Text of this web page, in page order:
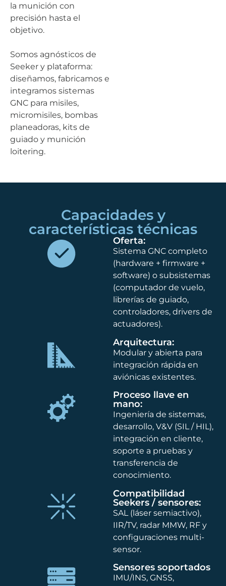
la munición con
precisión hasta el
objetivo.
Somos agnósticos de
Seeker y plataforma:
diseñamos, fabricamos e
integramos sistemas
GNC para misiles,
micromisiles, bombas
planeadoras, kits de
guiado y munición
loitering.
Capacidades y
características técnicas
Oferta:
Sistema GNC completo
(hardware + firmware +
software) o subsistemas
(computador de vuelo,
librerías de guiado,
controladores, drivers de
actuadores).
Arquitectura:
Modular y abierta para
integración rápida en
aviónicas existentes.
Proceso llave en
mano:
Ingeniería de sistemas,
desarrollo, V&V (SIL / HIL),
integración en cliente,
soporte a pruebas y
transferencia de
conocimiento.
Compatibilidad
Seekers / sensores:
SAL (láser semiactivo),
IIR/TV, radar MMW, RF y
configuraciones multi-
sensor.
Sensores soportados
IMU/INS, GNSS,